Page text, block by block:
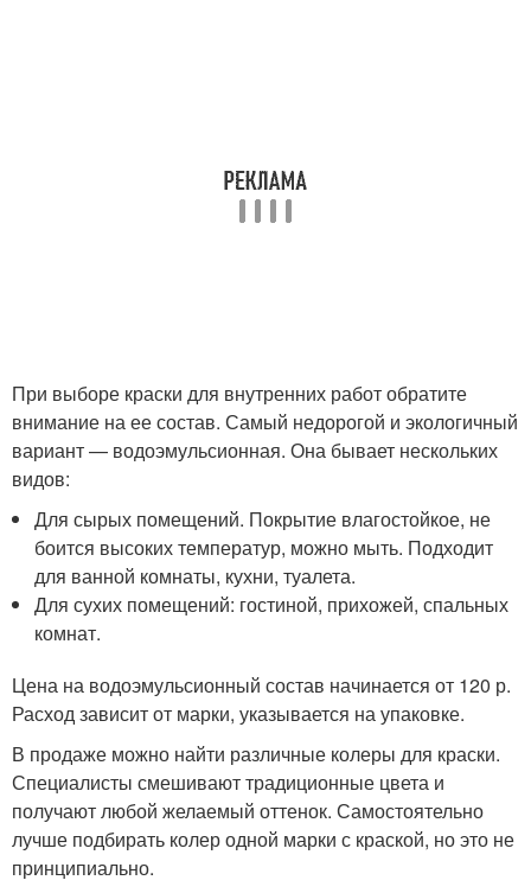
При выборе краски для внутренних работ обратите
внимание на ее состав. Самый недорогой и экологичный
вариант — водоэмульсионная. Она бывает нескольких
видов:
Для сырых помещений. Покрытие влагостойкое, не
боится высоких температур, можно мыть. Подходит
для ванной комнаты, кухни, туалета.
Для сухих помещений: гостиной, прихожей, спальных
комнат.
Цена на водоэмульсионный состав начинается от 120 р.
Расход зависит от марки, указывается на упаковке.
В продаже можно найти различные колеры для краски.
Специалисты смешивают традиционные цвета и
получают любой желаемый оттенок. Самостоятельно
лучше подбирать колер одной марки с краской, но это не
принципиально.